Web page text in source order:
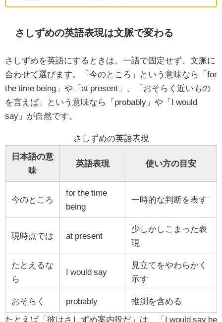
さしずめの英語表現は文脈で変わる
さしずめを英語にするときは、一語で固定せず、文脈に
合わせて選びます。「今のところ」という意味なら「for
the time being」や「at present」、「おそらく近いもの
を言えば」という意味なら「probably」や「I would
say」が自然です。
さしずめの英語表現
日本語の意
味
英語表現 使い方の目安
今のところ
for the time
being
一時的な判断を表す
現時点では at present
少しかしこまった表
現
たとえるな
ら
I would say
見立てをやわらかく
示す
おそらく probably 推測を含める
たとえば「彼はさしずめ案内役だ」は、「I would say he